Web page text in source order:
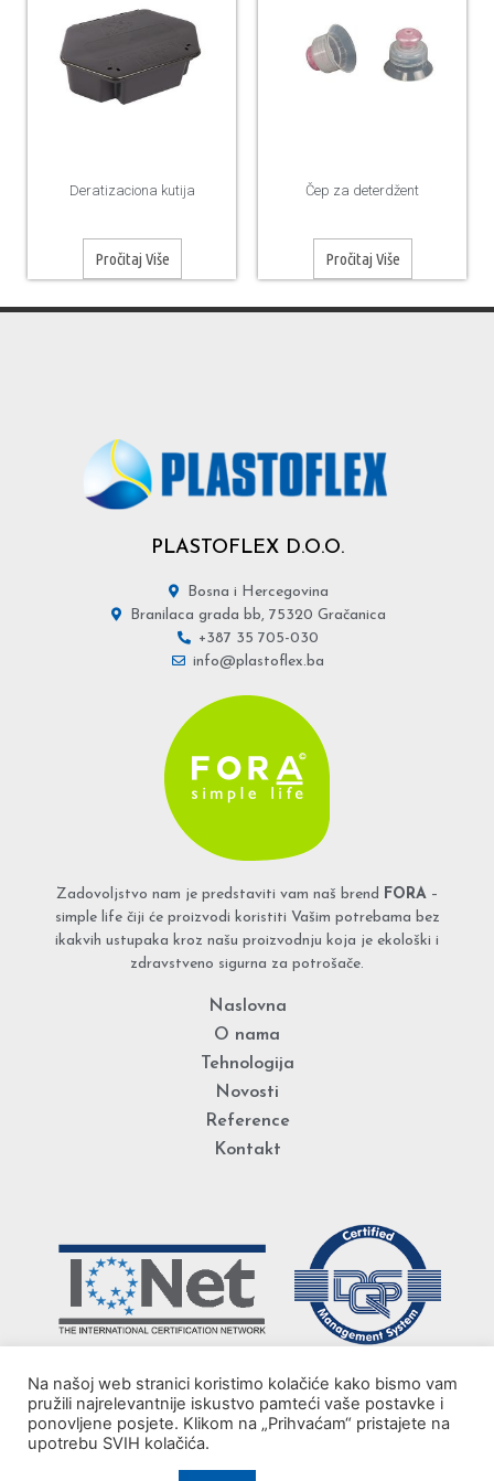
Deratizaciona kutija
Pročitaj Više
Čep za deterdžent
Pročitaj Više
PLASTOFLEX D.O.O.
Bosna i Hercegovina
Branilaca grada bb, 75320 Gračanica
+387 35 705-030
info@plastoflex.ba
Zadovoljstvo nam je predstaviti vam naš brend FORA–
simple life čiji će proizvodi koristiti Vašim potrebama bez
ikakvih ustupaka kroz našu proizvodnju koja je ekološki i
zdravstveno sigurna za potrošače.
Naslovna
O nama
Tehnologija
Novosti
Reference
Kontakt
Na našoj web stranici koristimo kolačiće kako bismo vam
pružili najrelevantnije iskustvo pamteći vaše postavke i
ponovljene posjete. Klikom na „Prihvaćam“ pristajete na
upotrebu SVIH kolačića.